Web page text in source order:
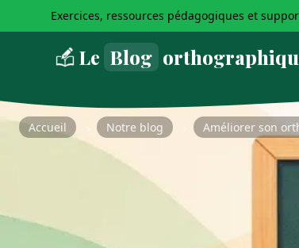
Exercices, ressources pédagogiques et
Le Blog
Accueil Notre blog Améliorer son